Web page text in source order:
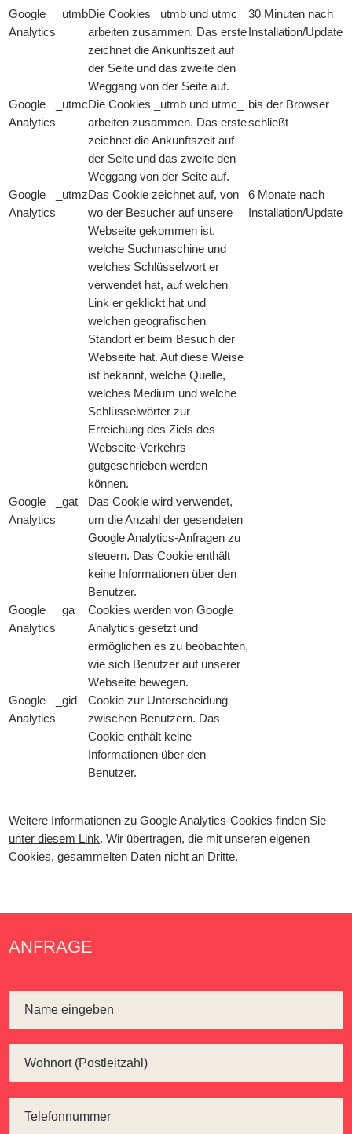
Google
Analytics
_utmbDie Cookies _utmb und utmc_
arbeiten zusammen. Das erste
zeichnet die Ankunftszeit auf
der Seite und das zweite den
Weggang von der Seite auf.
30 Minuten nach
Installation/Update
Google
Analytics
_utmcDie Cookies _utmb und utmc_
arbeiten zusammen. Das erste
zeichnet die Ankunftszeit auf
der Seite und das zweite den
Weggang von der Seite auf.
bis der Browser
schließt
Google
Analytics
_utmzDas Cookie zeichnet auf, von
wo der Besucher auf unsere
Webseite gekommen ist,
welche Suchmaschine und
welches Schlüsselwort er
verwendet hat, auf welchen
Link er geklickt hat und
welchen geografischen
Standort er beim Besuch der
Webseite hat. Auf diese Weise
ist bekannt, welche Quelle,
welches Medium und welche
Schlüsselwörter zur
Erreichung des Ziels des
Webseite-Verkehrs
gutgeschrieben werden
können.
6 Monate nach
Installation/Update
Google
Analytics
_gat
Das Cookie wird verwendet,
um die Anzahl der gesendeten
Google Analytics-Anfragen zu
steuern. Das Cookie enthält
keine Informationen über den
Benutzer.
Google
Analytics
_ga
Cookies werden von Google
Analytics gesetzt und
ermöglichen es zu beobachten,
wie sich Benutzer auf unserer
Webseite bewegen.
Google
Analytics
_gid
Cookie zur Unterscheidung
zwischen Benutzern. Das
Cookie enthält keine
Informationen über den
Benutzer.
Weitere Informationen zu Google Analytics-Cookies finden Sie
unter diesem Link. Wir übertragen, die mit unseren eigenen
Cookies, gesammelten Daten nicht an Dritte.
ANFRAGE